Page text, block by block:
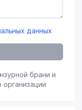
данных
брани и